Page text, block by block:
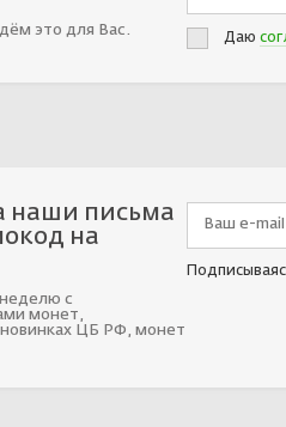
это для Вас.
Даю
наши письма
на
с
монет,
ЦБ РФ, монет